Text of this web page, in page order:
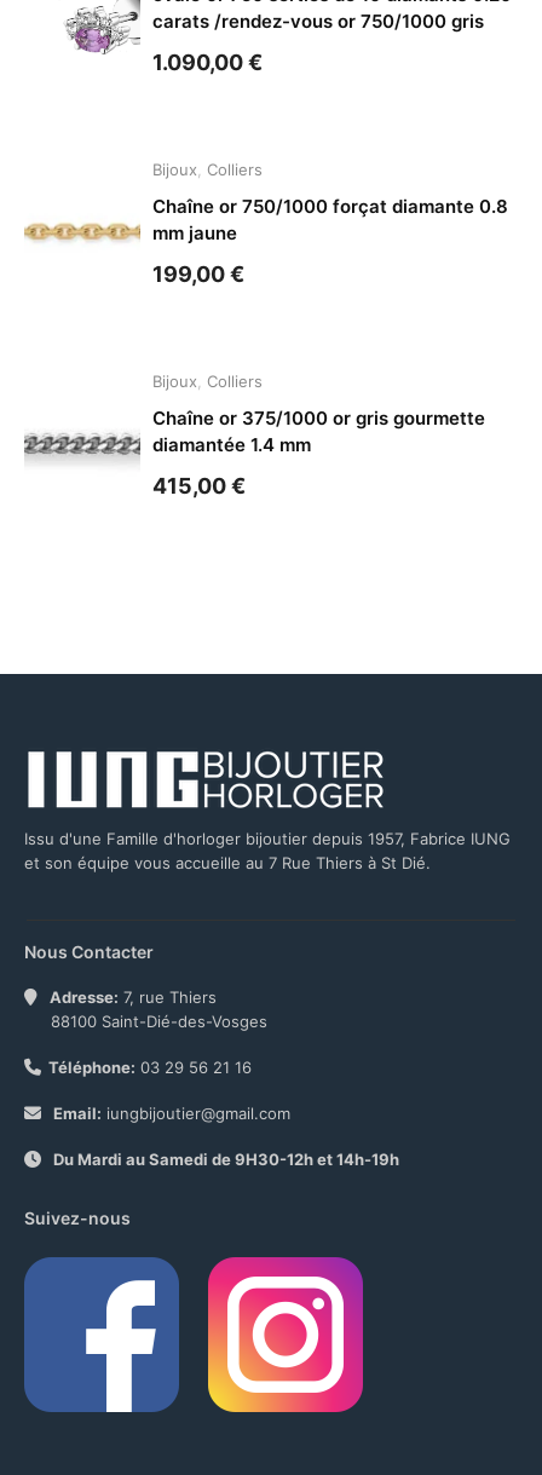
carats /rendez-vous or 750/1000 gris
1.090,00€
Bijoux Colliers
Chaîne or 750/1000 forçat diamante 0.8
mm jaune
199,00€
Bijoux Colliers
Chaîne or 375/1000 or gris gourmette
diamantée 1.4 mm
415,00€
Issu d'une Famille d'horloger bijoutier depuis 1957, Fabrice IUNG
et son équipe vous accueille au 7 Rue Thiers à St Dié.
Nous Contacter
Adresse: 7, rue Thiers
88100 Saint-Dié-des-Vosges
Téléphone: 03 29 56 21 16
Email: iungbijoutier@gmail.com
Du Mardi au Samedi de 9H30-12h et 14h-19h
Suivez-nous